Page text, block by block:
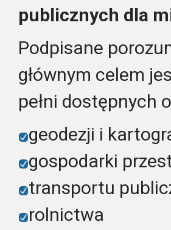
publicznych dla
Podpisane
głównym celem
pełni dostępnych
geodezji i
gospodarki
transportu
rolnictwa